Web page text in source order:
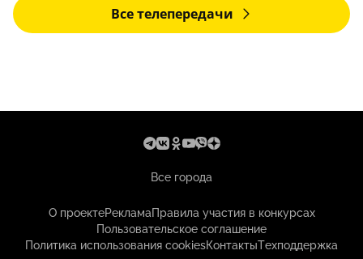
Все телепередачи
Все города
О проектеРекламаПравила участия в конкурсах
Пользовательское соглашение
Политика использования cookiesКонтактыТехподдержка